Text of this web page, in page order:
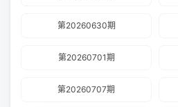
第20260630期
第20260701期
第20260707期